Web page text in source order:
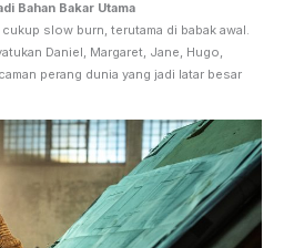
Bahan Bakar Utama
slow burn, terutama di babak awal.
Daniel, Margaret, Jane, Hugo,
perang dunia yang jadi latar besar